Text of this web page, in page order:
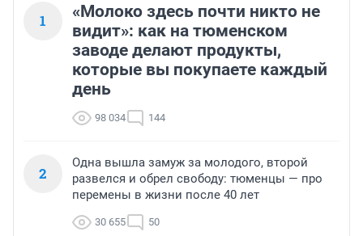
1
«Молоко здесь почти никто не
видит»: как на тюменском
заводе делают продукты,
которые вы покупаете каждый
день
98 034 144
2
Одна вышла замуж за молодого, второй
развелся и обрел свободу: тюменцы — про
перемены в жизни после 40 лет
30 655 50